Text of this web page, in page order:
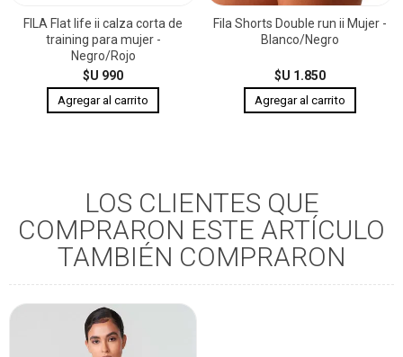
FILA Flat life ii calza corta de
training para mujer -
Negro/Rojo
$U 990
Fila Shorts Double run ii Mujer -
Blanco/Negro
$U 1.850
LOS CLIENTES QUE
COMPRARON ESTE ARTÍCULO
TAMBIÉN COMPRARON